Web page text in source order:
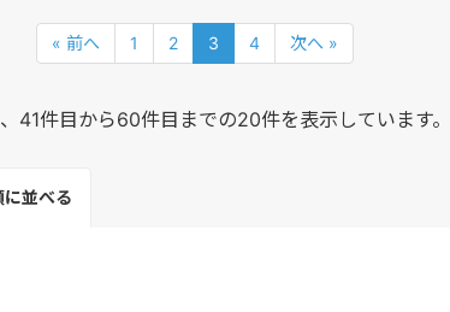
« 前へ 1 2 3 4 次へ »
41件目から60件目までの20件を表示しています。
に並べる